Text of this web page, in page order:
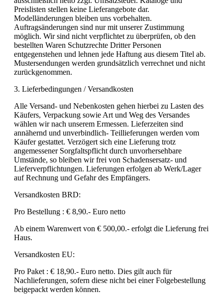
Preislisten stellen keine Lieferangebote dar.
Modelländerungen bleiben uns vorbehalten.
Auftragsänderungen sind nur mit unserer Zustimmung
möglich. Wir sind nicht verpflichtet zu überprüfen, ob den
bestellten Waren Schutzrechte Dritter Personen
entgegenstehen und lehnen jede Haftung aus diesem Titel ab.
Mustersendungen werden grundsätzlich verrechnet und nicht
zurückgenommen.
3. Lieferbedingungen / Versandkosten
Alle Versand- und Nebenkosten gehen hierbei zu Lasten des
Käufers, Verpackung sowie Art und Weg des Versandes
wählen wir nach unserem Ermessen. Lieferzeiten sind
annähernd und unverbindlich- Teillieferungen werden vom
Käufer gestattet. Verzögert sich eine Lieferung trotz
angemessener Sorgfaltspflicht durch unvorhersehbare
Umstände, so bleiben wir frei von Schadensersatz- und
Lieferverpflichtungen. Lieferungen erfolgen ab Werk/Lager
auf Rechnung und Gefahr des Empfängers.
Versandkosten BRD:
Pro Bestellung : € 8,90.- Euro netto
Ab einem Warenwert von € 500,00.- erfolgt die Lieferung frei
Haus.
Versandkosten EU:
Pro Paket : € 18,90.- Euro netto. Dies gilt auch für
Nachlieferungen, sofern diese nicht bei einer Folgebestellung
beigepackt werden können.